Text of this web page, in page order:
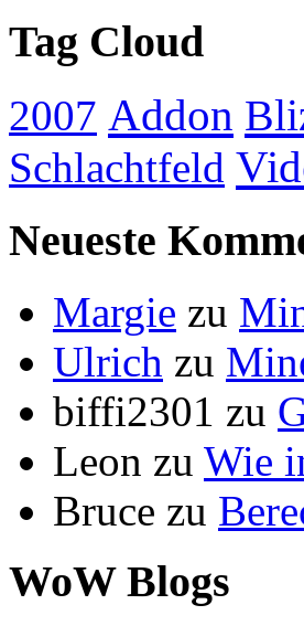
Tag Cloud
2007 Addon
Schlachtfeld
Neueste
Margie zu
Ulrich zu
biffi2301 zu
Leon zu Wie
Bruce zu
WoW Blogs